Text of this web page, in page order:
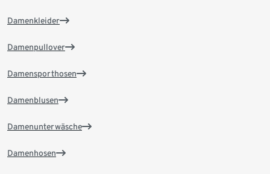
Damenkleider
Damenpullover
Damensporthosen
Damenblusen
Damenunterwäsche
Damenhosen